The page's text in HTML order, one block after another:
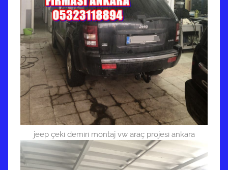
jeep çeki demiri montaj vw araç projesi ankara